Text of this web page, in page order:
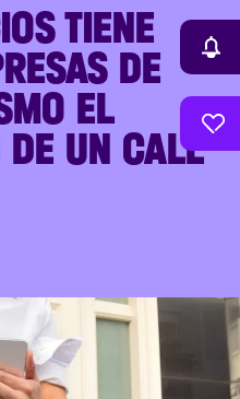
TIENE
DE
EL
DE UN CALL